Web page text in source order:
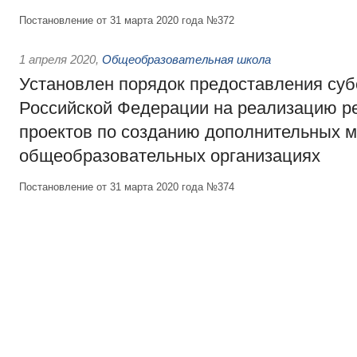
Постановление от 31 марта 2020 года №372
1 апреля 2020, Общеобразовательная школа
Установлен порядок предоставления
Российской Федерации на реализацию
проектов по созданию дополнительных
общеобразовательных организациях
Постановление от 31 марта 2020 года №374